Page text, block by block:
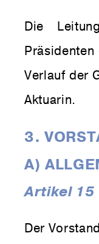
Die
Verlauf der
Aktuarin.
3.
A)
Artikel 15
Der